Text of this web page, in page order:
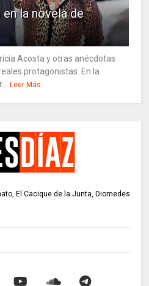
la novela de
Acosta y otras anécdotas
protagonistas. En la
Leer Más
El Cacique de la Junta, Diomedes